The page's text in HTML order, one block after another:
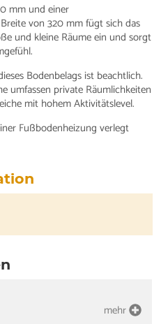
mm und einer
von 320 mm fügt sich das
und kleine Räume ein und sorgt
Bodenbelags ist beachtlich.
umfassen private Räumlichkeiten
mit hohem Aktivitätslevel.
Fußbodenheizung verlegt
mehr